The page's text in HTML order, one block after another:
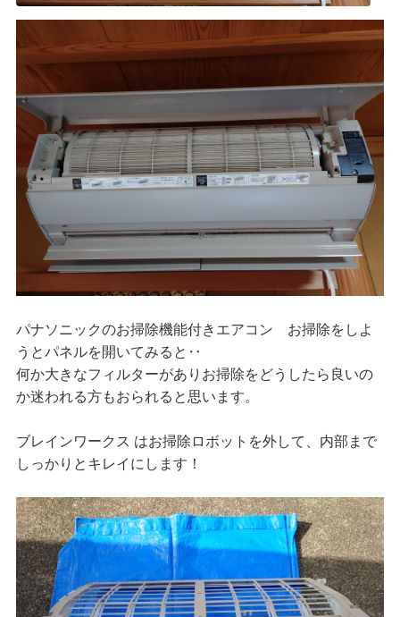
パナソニックのお掃除機能付きエアコン お掃除をしよ
うとパネルを開いてみると‥
何か大きなフィルターがありお掃除をどうしたら良いの
か迷われる方もおられると思います。
ブレインワークス はお掃除ロボットを外して、内部まで
しっかりとキレイにします！